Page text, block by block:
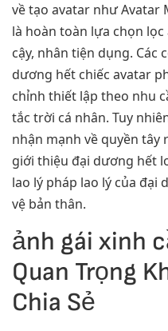
về tạo avatar như Avatar
là hoàn toàn lựa chọn
cậy, nhân tiện dụng. Các
dương hết chiếc avatar
chỉnh thiết lập theo nhu
tắc trời cá nhân. Tuy
nhận mạnh về quyền tây
giới thiệu đại dương hết
lao lý pháp lao lý của đại
vệ bản thân.
ảnh gái xinh
Quan Trọng
Chia Sẻ